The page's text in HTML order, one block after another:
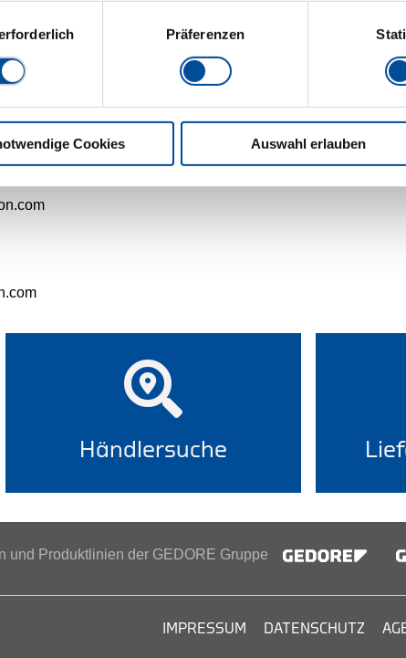
Präferenzen
Cookies Auswahl erlauben
nicht abweichend angegeben - urheberrechtlich
wurden. Die Verwendung von Fotografien auf
GmbH, foto3003 Thomas Philippi
Händlersuche
und Produktlinien der GEDORE Gruppe
IMPRESSUM DATENSCHUTZ